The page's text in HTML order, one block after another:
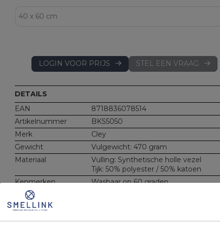
LOGIN VOOR PRIJS STEL EEN VRAAG
DETAILS
EAN
8718836078514
Artikelnummer
BKS5050
Merk
Cley
Gewicht
Vulgewicht: 470 gram
Materiaal
Vulling: Synthetische holle vezel
Tijk: 50% polyester / 50% katoen
Kenmerken
Wasbaar op 60 graden
OMSCHRIJVING